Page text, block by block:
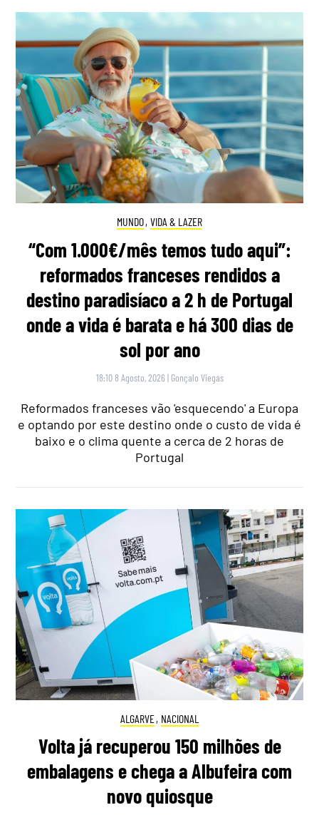
MUNDO, VIDA & LAZER
“Com 1.000€/mês temos tudo aqui”:
reformados franceses rendidos a
destino paradisíaco a 2 h de Portugal
onde a vida é barata e há 300 dias de
sol por ano
18:10 8 Agosto, 2026 | Gonçalo Viegas
Reformados franceses vão 'esquecendo' a Europa
e optando por este destino onde o custo de vida é
baixo e o clima quente a cerca de 2 horas de
Portugal
ALGARVE, NACIONAL
Volta já recuperou 150 milhões de
embalagens e chega a Albufeira com
novo quiosque